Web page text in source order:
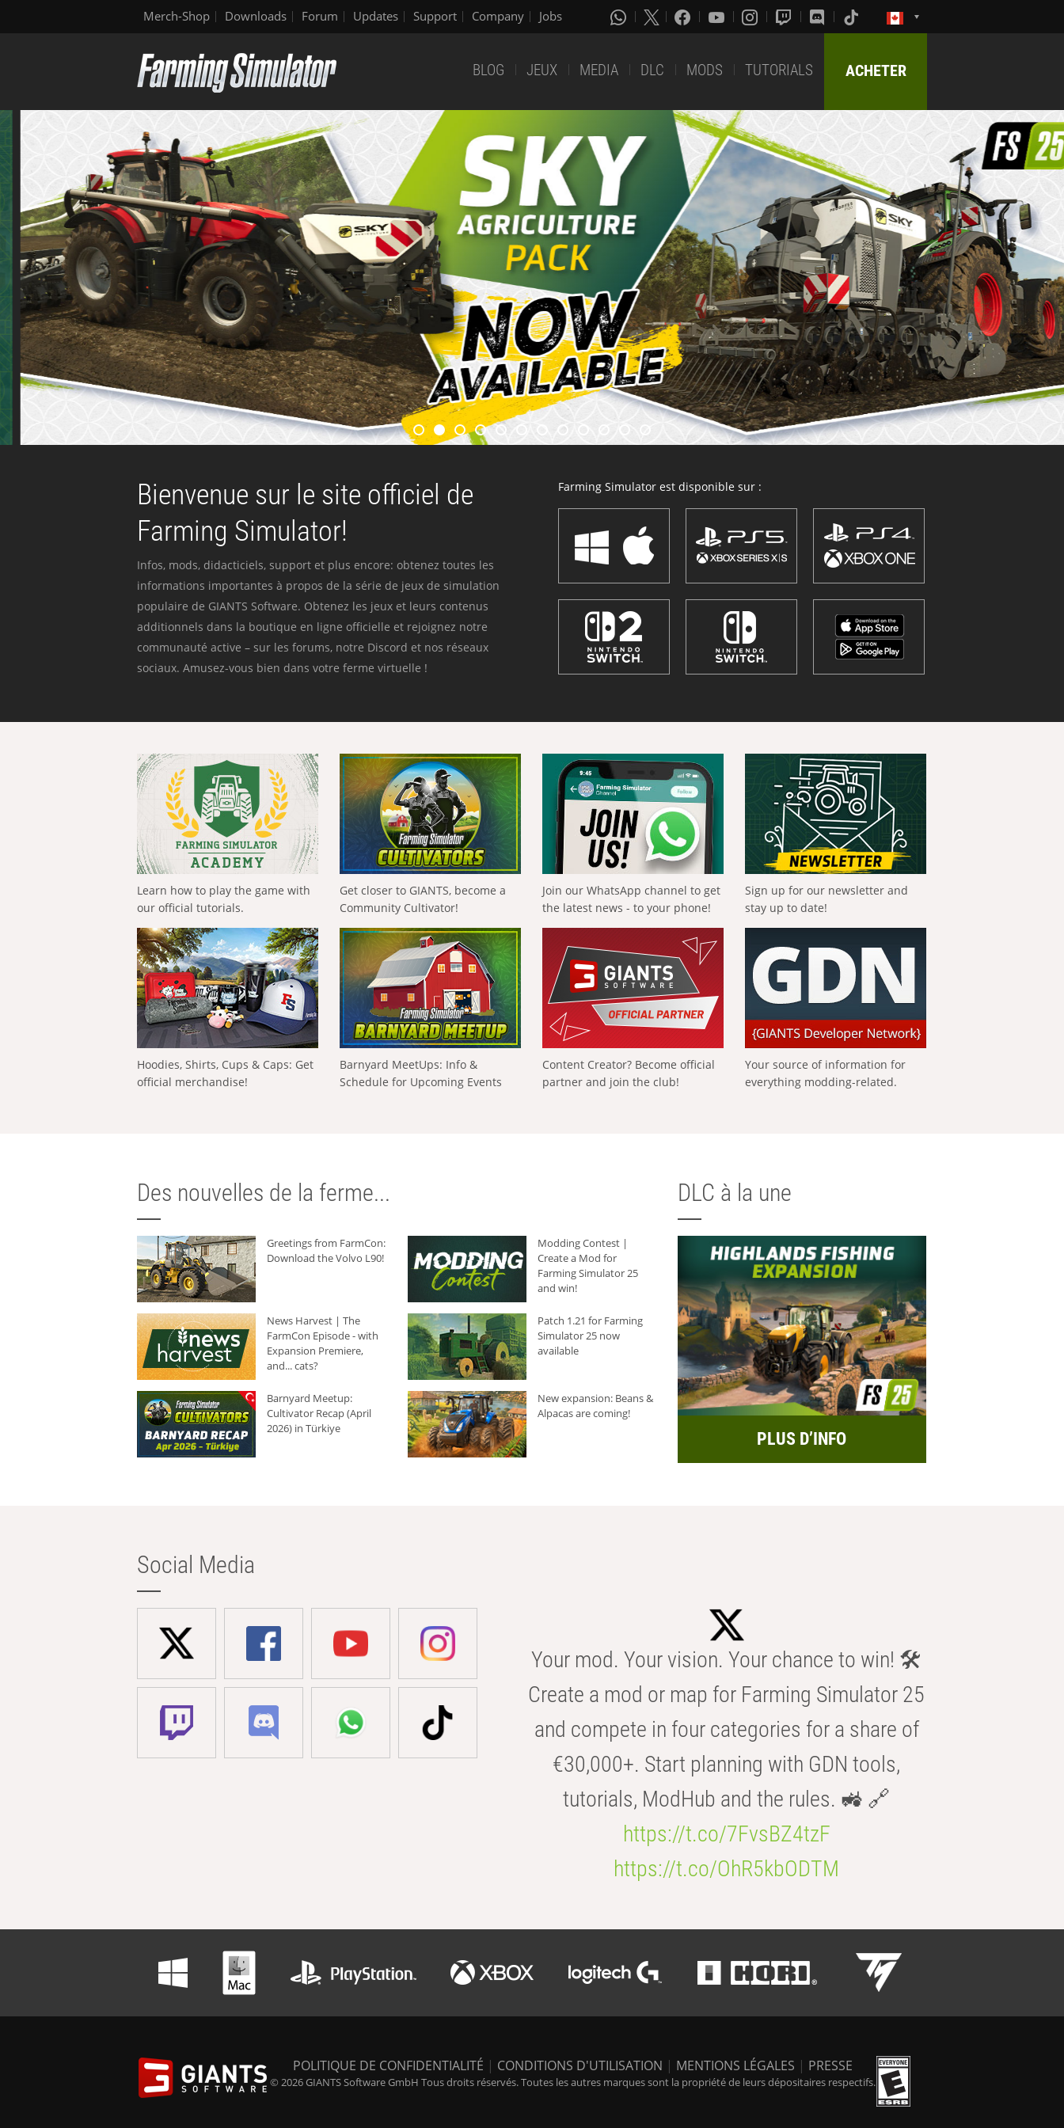
Merch-Shop Downloads Forum Updates Support Company Jobs
BLOG JEUX MEDIA DLC MODS TUTORIALS ACHETER
Bienvenue sur le site officiel de
Farming Simulator!
Infos, mods, didacticiels, support et plus encore: obtenez toutes les
informations importantes à propos de la série de jeux de simulation
populaire de GIANTS Software. Obtenez les jeux et leurs contenus
additionnels dans la boutique en ligne officielle et rejoignez notre
communauté active – sur les forums, notre Discord et nos réseaux
sociaux. Amusez-vous bien dans votre ferme virtuelle !
Farming Simulator est disponible sur :
Learn how to play the game with
our official tutorials.
Get closer to GIANTS, become a
Community Cultivator!
Join our WhatsApp channel to get
the latest news - to your phone!
Sign up for our newsletter and
stay up to date!
Hoodies, Shirts, Cups & Caps: Get
official merchandise!
Barnyard MeetUps: Info &
Schedule for Upcoming Events
Content Creator? Become official
partner and join the club!
Your source of information for
everything modding-related.
Des nouvelles de la ferme...
Greetings from FarmCon:
Download the Volvo L90!
Modding Contest |
Create a Mod for
Farming Simulator 25
and win!
News Harvest | The
FarmCon Episode - with
Expansion Premiere,
and... cats?
Patch 1.21 for Farming
Simulator 25 now
available
Barnyard Meetup:
Cultivator Recap (April
2026) in Türkiye
New expansion: Beans &
Alpacas are coming!
DLC à la une
PLUS D’INFO
Social Media
Your mod. Your vision. Your chance to win! 🛠️
Create a mod or map for Farming Simulator 25
and compete in four categories for a share of
€30,000+. Start planning with GDN tools,
tutorials, ModHub and the rules. 🚜 🔗
https://t.co/7FvsBZ4tzF
https://t.co/OhR5kbODTM
POLITIQUE DE CONFIDENTIALITÉ | CONDITIONS D'UTILISATION | MENTIONS LÉGALES | PRESSE
© 2026 GIANTS Software GmbH Tous droits réservés. Toutes les autres marques sont la propriété de leurs dépositaires respectifs.